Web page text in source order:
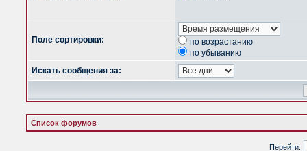
Поле сортировки:
по возрастанию
по убыванию
Искать сообщения за:
Список форумов
Перейти: